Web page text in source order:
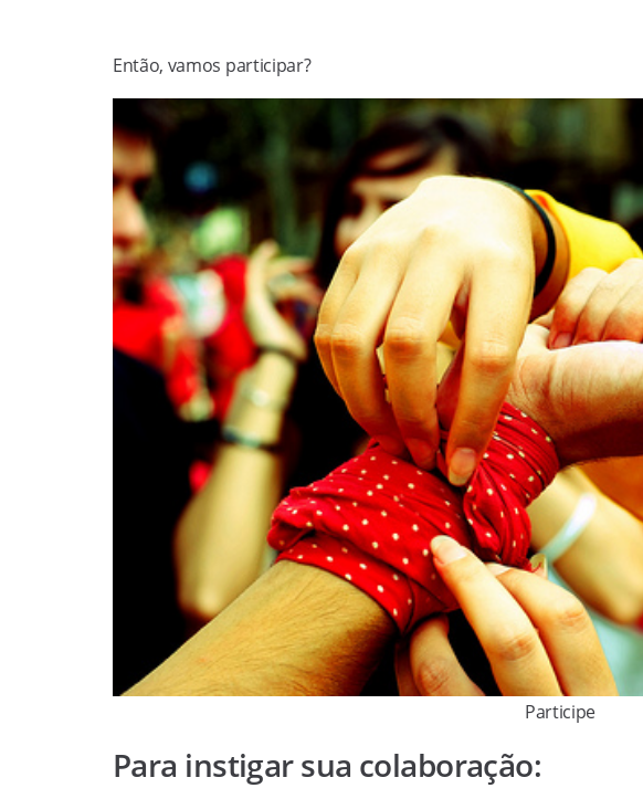
Então, vamos participar?
Participe
Para instigar sua colaboração: